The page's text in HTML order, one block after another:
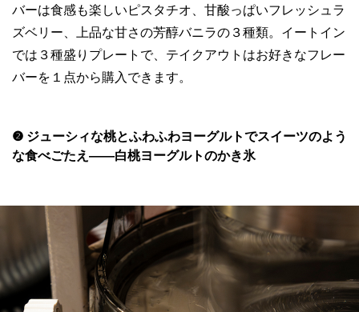
バーは食感も楽しいピスタチオ、甘酸っぱいフレッシュラ
ズベリー、上品な甘さの芳醇バニラの３種類。イートイン
では３種盛りプレートで、テイクアウトはお好きなフレー
バーを１点から購入できます。
❷ ジューシィな桃とふわふわヨーグルトでスイーツのよう
な食べごたえ——白桃ヨーグルトのかき氷